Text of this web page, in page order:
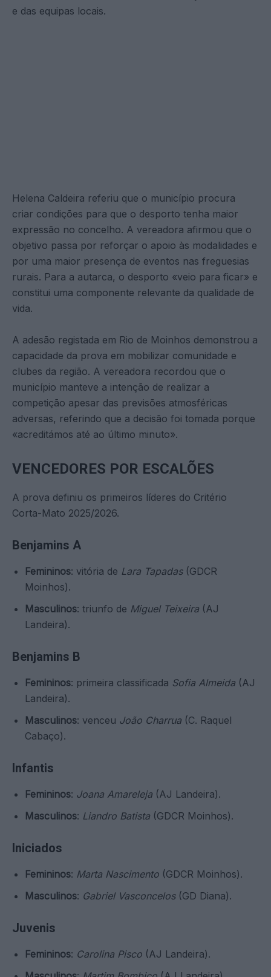
e das equipas locais.
Helena Caldeira referiu que o município procura
criar condições para que o desporto tenha maior
expressão no concelho. A vereadora afirmou que o
objetivo passa por reforçar o apoio às modalidades e
por uma maior presença de eventos nas freguesias
rurais. Para a autarca, o desporto «veio para ficar» e
constitui uma componente relevante da qualidade de
vida.
A adesão registada em Rio de Moinhos demonstrou a
capacidade da prova em mobilizar comunidade e
clubes da região. A vereadora recordou que o
município manteve a intenção de realizar a
competição apesar das previsões atmosféricas
adversas, referindo que a decisão foi tomada porque
«acreditámos até ao último minuto».
VENCEDORES POR ESCALÕES
A prova definiu os primeiros líderes do Critério
Corta-Mato 2025/2026.
Benjamins A
Femininos: vitória de Lara Tapadas(GDCR
Moinhos).
Masculinos: triunfo de Miguel Teixeira (AJ
Landeira).
Benjamins B
Femininos: primeira classificada Sofia Almeida (AJ
Landeira).
Masculinos: venceu João Charrua (C. Raquel
Cabaço).
Infantis
Femininos: Joana Amareleja (AJ Landeira).
Masculinos: Liandro Batista (GDCR Moinhos).
Iniciados
Femininos: Marta Nascimento (GDCR Moinhos).
Masculinos: Gabriel Vasconcelos(GD Diana).
Juvenis
Femininos: Carolina Pisco (AJ Landeira).